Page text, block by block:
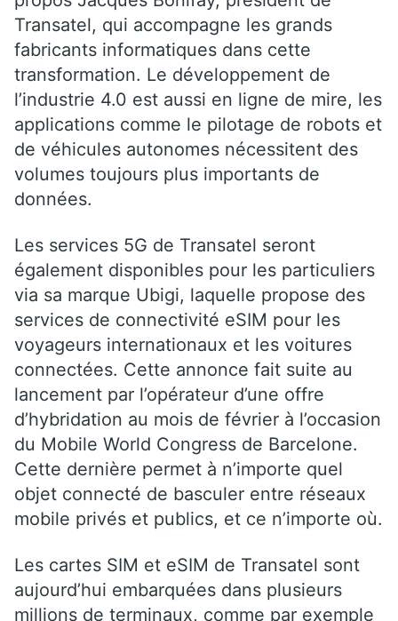
Transatel, qui accompagne les grands
fabricants informatiques dans cette
transformation. Le développement de
l’industrie 4.0 est aussi en ligne de mire, les
applications comme le pilotage de robots et
de véhicules autonomes nécessitent des
volumes toujours plus importants de
données.
Les services 5G de Transatel seront
également disponibles pour les particuliers
via sa marque Ubigi, laquelle propose des
services de connectivité eSIM pour les
voyageurs internationaux et les voitures
connectées. Cette annonce fait suite au
lancement par l’opérateur d’une offre
d’hybridation au mois de février à l’occasion
du Mobile World Congress de Barcelone.
Cette dernière permet à n’importe quel
objet connecté de basculer entre réseaux
mobile privés et publics, et ce n’importe où.
Les cartes SIM et eSIM de Transatel sont
aujourd’hui embarquées dans plusieurs
millions de terminaux, comme par exemple